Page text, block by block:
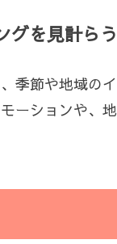
グを見計らう
季節や地域の
ーションや、